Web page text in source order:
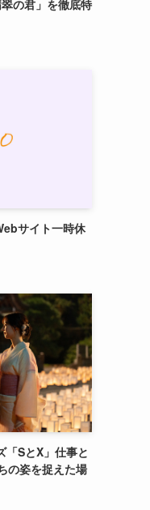
の君」を徹底特
サイト一時休
SとX」仕事と
の姿を捉えた場